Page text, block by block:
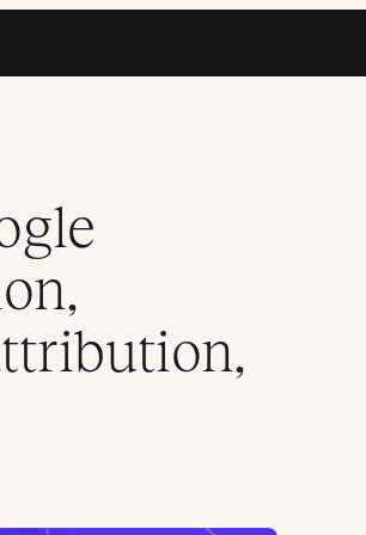
d’attribution, et plus)